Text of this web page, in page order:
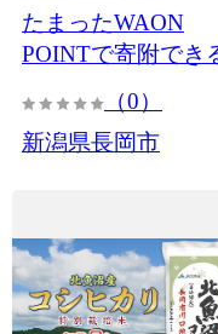
たまったWAON
POINTで寄附でき
（0）
新潟県長岡市